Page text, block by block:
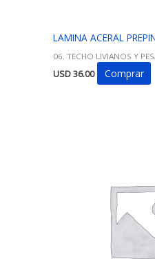
LAMINA ACERAL
06. TECHO LIVIANOS Y
USD36.00 Comprar